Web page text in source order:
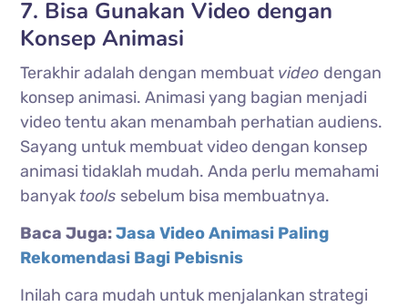
7. Bisa Gunakan Video dengan
Konsep Animasi
Terakhir adalah dengan membuat video dengan
konsep animasi. Animasi yang bagian menjadi
video tentu akan menambah perhatian audiens.
Sayang untuk membuat video dengan konsep
animasi tidaklah mudah. Anda perlu memahami
banyak tools sebelum bisa membuatnya.
Baca Juga: Jasa Video Animasi Paling
Rekomendasi Bagi Pebisnis
Inilah cara mudah untuk menjalankan strategi